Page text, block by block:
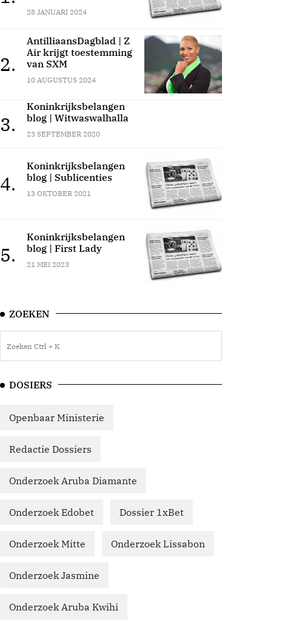
28 JANUARI 2024
2.
AntilliaansDagblad | Z
Air krijgt toestemming
van SXM
10 AUGUSTUS 2024
3.
Koninkrijksbelangen
blog | Witwaswalhalla
23 SEPTEMBER 2020
4.
Koninkrijksbelangen
blog | Sublicenties
13 OKTOBER 2021
5.
Koninkrijksbelangen
blog | First Lady
21 MEI 2023
ZOEKEN
DOSIERS
Openbaar Ministerie
Redactie Dossiers
Onderzoek Aruba Diamante
Onderzoek Edobet Dossier 1xBet
Onderzoek Mitte Onderzoek Lissabon
Onderzoek Jasmine
Onderzoek Aruba Kwihi